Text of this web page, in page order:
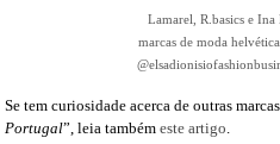
Lamarel, R.basics e Ina
marcas de moda
Se tem curiosidade acerca de outras
Portugal”, leia tambémeste artigo